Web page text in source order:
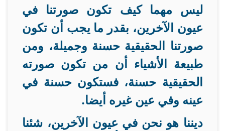
ليس مهما كيف تكون صورتنا في
عيون الآخرين، بقدر ما يجب أن تكون
صورتنا الحقيقية حسنة وجميلة، ومن
طبيعة الأشياء أن من تكون صورته
الحقيقية حسنة، فستكون حسنة في
عينه وفي عين غيره أيضا.
ديننا هو نحن في عيون الآخرين، شئنا